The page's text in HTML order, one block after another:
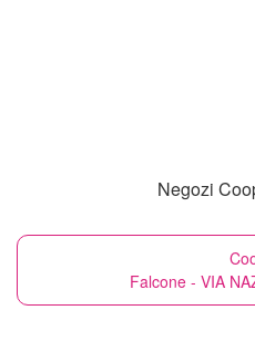
Negozi
Falcone - VIA